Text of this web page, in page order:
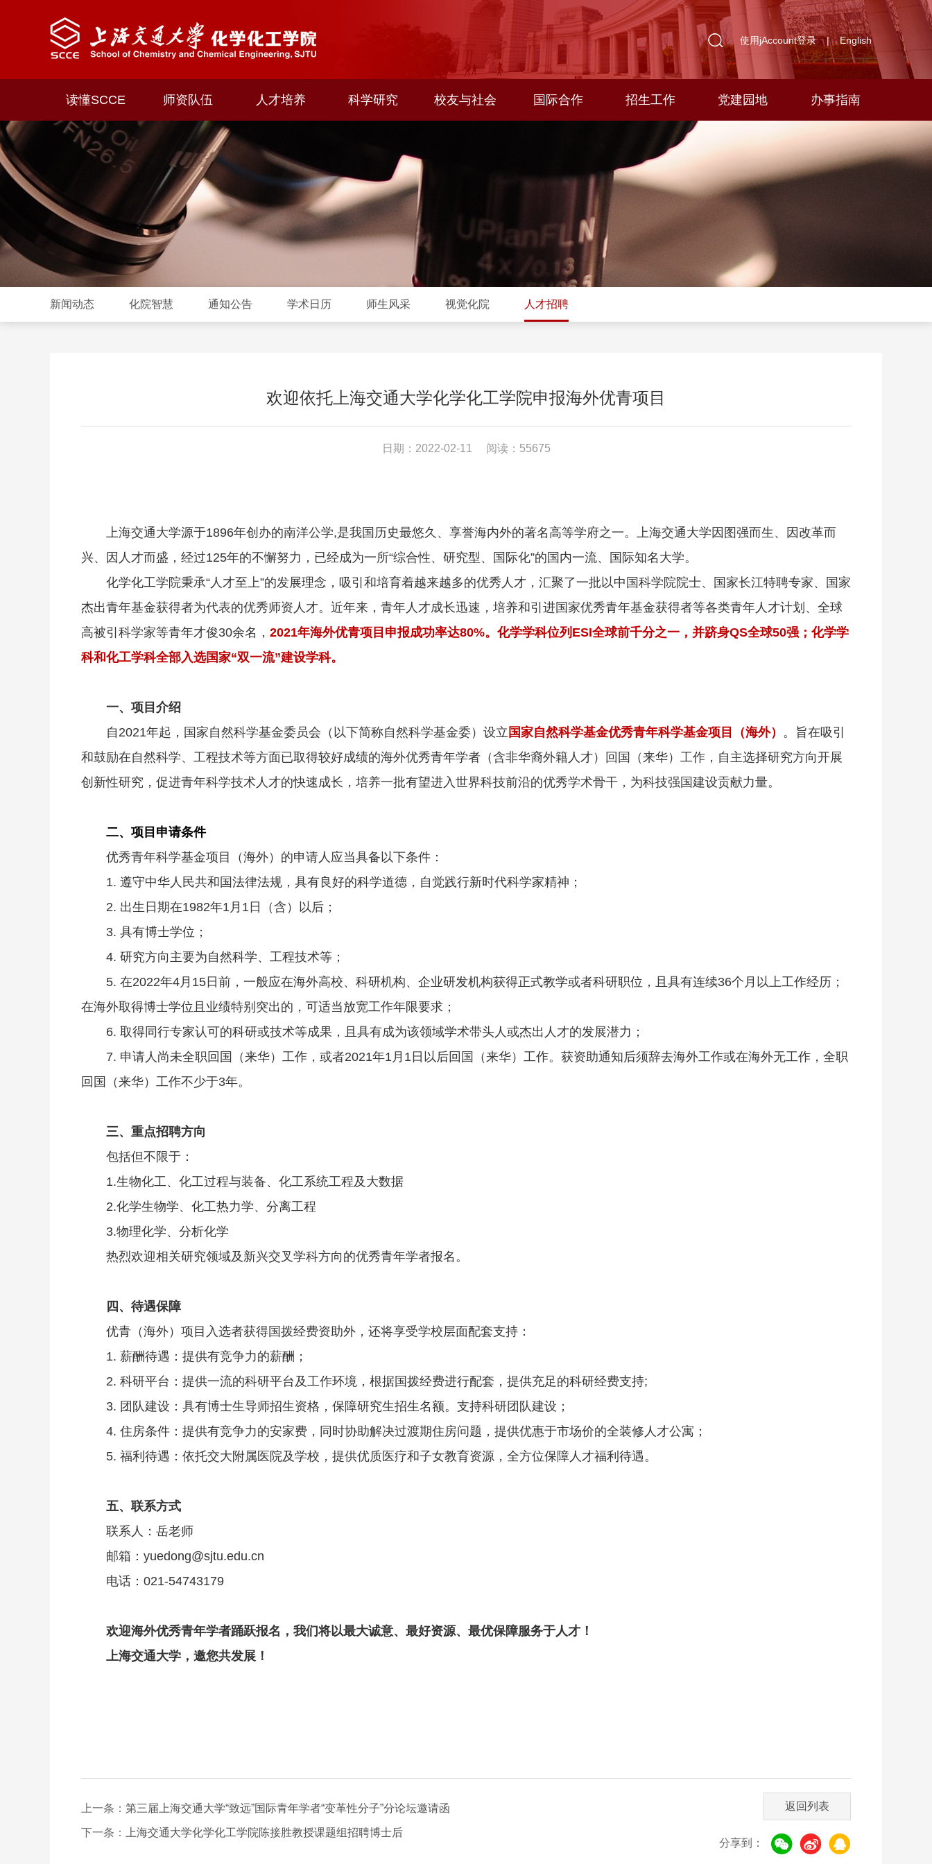
使用jAccount登录 | English
读懂SCCE 师资队伍 人才培养 科学研究 校友与社会 国际合作 招生工作 党建园地 办事指南
新闻动态 化院智慧 通知公告 学术日历 师生风采 视觉化院 人才招聘
欢迎依托上海交通大学化学化工学院申报海外优青项目
日期：2022-02-11 阅读：55675
上海交通大学源于1896年创办的南洋公学,是我国历史最悠久、享誉海内外的著名高等学府之一。上海交通大学因图强而生、因改革而
兴、因人才而盛，经过125年的不懈努力，已经成为一所“综合性、研究型、国际化”的国内一流、国际知名大学。
化学化工学院秉承“人才至上”的发展理念，吸引和培育着越来越多的优秀人才，汇聚了一批以中国科学院院士、国家长江特聘专家、国家
杰出青年基金获得者为代表的优秀师资人才。近年来，青年人才成长迅速，培养和引进国家优秀青年基金获得者等各类青年人才计划、全球
高被引科学家等青年才俊30余名， 2021年海外优青项目申报成功率达80%。化学学科位列ESI全球前千分之一，并跻身QS全球50强；化学学
科和化工学科全部入选国家“双一流”建设学科。
一、项目介绍
自2021年起，国家自然科学基金委员会（以下简称自然科学基金委）设立 国家自然科学基金优秀青年科学基金项目（海外） 。旨在吸引
和鼓励在自然科学、工程技术等方面已取得较好成绩的海外优秀青年学者（含非华裔外籍人才）回国（来华）工作，自主选择研究方向开展
创新性研究，促进青年科学技术人才的快速成长，培养一批有望进入世界科技前沿的优秀学术骨干，为科技强国建设贡献力量。
二、项目申请条件
优秀青年科学基金项目（海外）的申请人应当具备以下条件：
1. 遵守中华人民共和国法律法规，具有良好的科学道德，自觉践行新时代科学家精神；
2. 出生日期在1982年1月1日（含）以后；
3. 具有博士学位；
4. 研究方向主要为自然科学、工程技术等；
5. 在2022年4月15日前，一般应在海外高校、科研机构、企业研发机构获得正式教学或者科研职位，且具有连续36个月以上工作经历；
在海外取得博士学位且业绩特别突出的，可适当放宽工作年限要求；
6. 取得同行专家认可的科研或技术等成果，且具有成为该领域学术带头人或杰出人才的发展潜力；
7. 申请人尚未全职回国（来华）工作，或者2021年1月1日以后回国（来华）工作。获资助通知后须辞去海外工作或在海外无工作，全职
回国（来华）工作不少于3年。
三、重点招聘方向
包括但不限于：
1.生物化工、化工过程与装备、化工系统工程及大数据
2.化学生物学、化工热力学、分离工程
3.物理化学、分析化学
热烈欢迎相关研究领域及新兴交叉学科方向的优秀青年学者报名。
四、待遇保障
优青（海外）项目入选者获得国拨经费资助外，还将享受学校层面配套支持：
1. 薪酬待遇：提供有竞争力的薪酬；
2. 科研平台：提供一流的科研平台及工作环境，根据国拨经费进行配套，提供充足的科研经费支持;
3. 团队建设：具有博士生导师招生资格，保障研究生招生名额。支持科研团队建设；
4. 住房条件：提供有竞争力的安家费，同时协助解决过渡期住房问题，提供优惠于市场价的全装修人才公寓；
5. 福利待遇：依托交大附属医院及学校，提供优质医疗和子女教育资源，全方位保障人才福利待遇。
五、联系方式
联系人：岳老师
邮箱：yuedong@sjtu.edu.cn
电话：021-54743179
欢迎海外优秀青年学者踊跃报名，我们将以最大诚意、最好资源、最优保障服务于人才！
上海交通大学，邀您共发展！
上一条： 第三届上海交通大学“致远”国际青年学者“变革性分子”分论坛邀请函
下一条： 上海交通大学化学化工学院陈接胜教授课题组招聘博士后
返回列表
分享到：